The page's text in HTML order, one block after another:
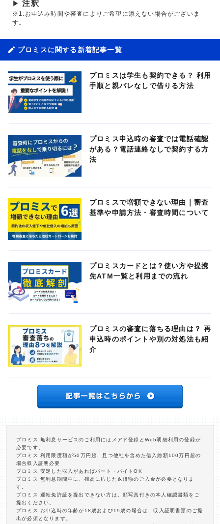
▶ 注釈
※1.お申込み時間や審査によりご希望に添えない場合がございま
す。
プロミスに関する新着記事一覧
プロミスは学生も契約できる？ 利用
手順と親バレなしで借りる方法
プロミス申込時の審査では電話確認
がある？電話連絡なしで契約する方
法
プロミスで増額できない理由｜審査
基準や申請方法・審査時間について
プロミスカードとは？使い方や提携
先ATM一覧と利用までの流れ
プロミスの審査に落ちる理由は？ 再
申込時のポイントや別の対処法も紹
介
プロミス 無利息サービスのご利用にはメアド登録とWeb明細利用の登録が
必要です。
プロミス 利用限度額が50万円超、且つ他社を含めた借入総額100万円超の
場合収入証明必要
プロミス 安定した収入があればパート・バイトOK
プロミス 無利息期間中に、残高に応じた返済額のご入金が必要となりま
す。
プロミス 運転免許証を提出できない方は、顔写真付きの本人確認書類をご
提出ください。
プロミス お申込時の年齢が18歳および19歳の場合は、収入証明書類のご提
出が必須となります。